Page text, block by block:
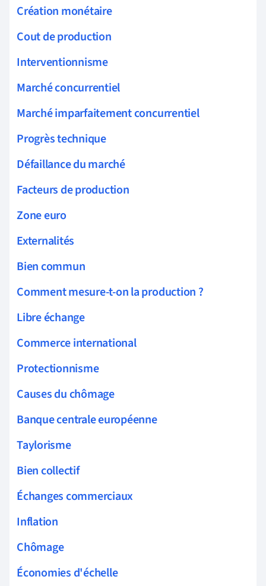
Création monétaire
Cout de production
Interventionnisme
Marché concurrentiel
Marché imparfaitement concurrentiel
Progrès technique
Défaillance du marché
Facteurs de production
Zone euro
Externalités
Bien commun
Comment mesure-t-on la production ?
Libre échange
Commerce international
Protectionnisme
Causes du chômage
Banque centrale européenne
Taylorisme
Bien collectif
Échanges commerciaux
Inflation
Chômage
Économies d'échelle